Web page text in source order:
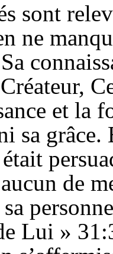
sont
ne
et la
sa
de
Lui »